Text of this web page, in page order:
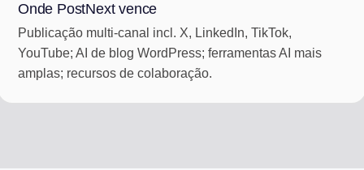
Onde PostNext vence
Publicação multi-canal incl. X, LinkedIn, TikTok,
YouTube; AI de blog WordPress; ferramentas AI mais
amplas; recursos de colaboração.